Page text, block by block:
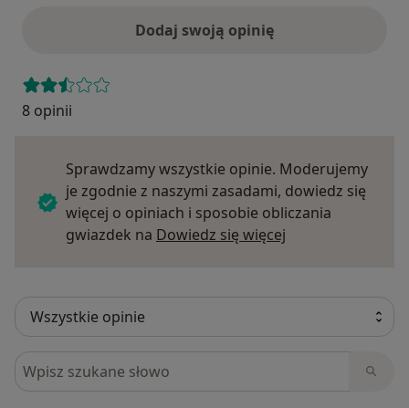
Dodaj swoją opinię
8 opinii
Sprawdzamy wszystkie opinie. Moderujemy
je zgodnie z naszymi zasadami, dowiedz się
więcej o opiniach i sposobie obliczania
gwiazdek na Dowiedz się więcej
Szukaj w opiniach